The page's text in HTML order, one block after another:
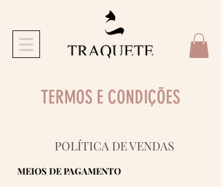
TERMOS E CONDIÇÕES
POLÍTICA DE VENDAS
MEIOS DE PAGAMENTO